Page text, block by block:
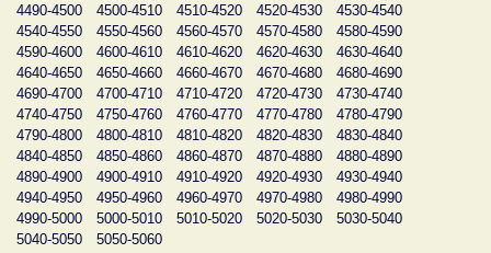
4490-4500
4500-4510 4510-4520 4520-4530
4530-4540
4540-4550
4550-4560 4560-4570 4570-4580
4580-4590
4590-4600
4600-4610 4610-4620 4620-4630
4630-4640
4640-4650
4650-4660 4660-4670 4670-4680
4680-4690
4690-4700
4700-4710 4710-4720 4720-4730
4730-4740
4740-4750
4750-4760 4760-4770 4770-4780
4780-4790
4790-4800
4800-4810 4810-4820 4820-4830
4830-4840
4840-4850
4850-4860 4860-4870 4870-4880
4880-4890
4890-4900
4900-4910 4910-4920 4920-4930
4930-4940
4940-4950
4950-4960 4960-4970 4970-4980
4980-4990
4990-5000
5000-5010 5010-5020 5020-5030
5030-5040
5040-5050
5050-5060